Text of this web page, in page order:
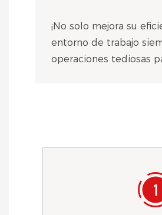
¡No solo mejora su
entorno de trabajo
operaciones tediosas